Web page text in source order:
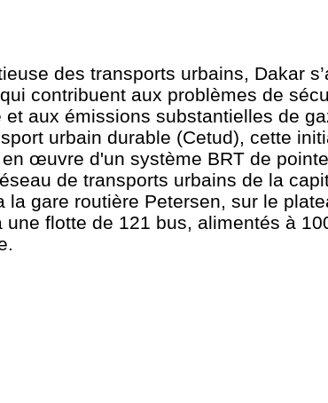
des transports urbains, Dakar
contribuent aux problèmes de
aux émissions substantielles de
urbain durable (Cetud), cette
œuvre d'un système BRT de
de transports urbains de la
gare routière Petersen, sur le
flotte de 121 bus, alimentés à